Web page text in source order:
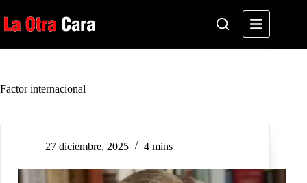
al
contenido
Factor internacional
27 diciembre, 2025 4 mins